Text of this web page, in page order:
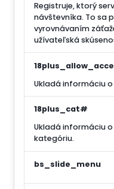
Registruje, ktorý
návštevníka. To sa
vyrovnávaním
užívateľská
Ukladá informáciu o
18plus_cat#
Ukladá informáciu
kategóriu.
bs_slide_menu